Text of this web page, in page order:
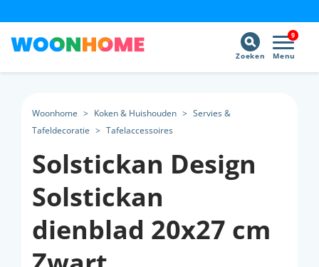
9
Menu
Zoeken
Woonhome > Koken & Huishouden > Servies &
Tafeldecoratie > Tafelaccessoires
Solstickan Design
Solstickan
dienblad 20x27 cm